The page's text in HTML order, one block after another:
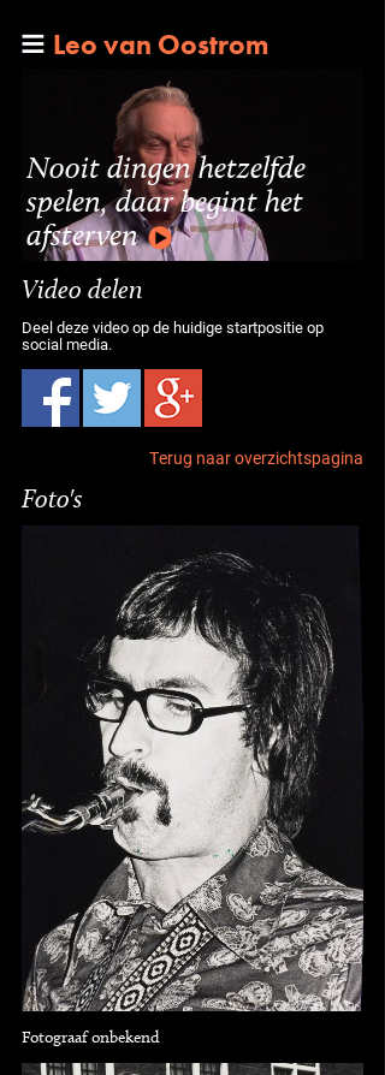
Leo van Oostrom
Nooit dingen hetzelfde
spelen, daar begint het
afsterven
Video delen
Deel deze video op de huidige startpositie op
social media.
Terug naar overzichtspagina
Foto's
Fotograaf onbekend